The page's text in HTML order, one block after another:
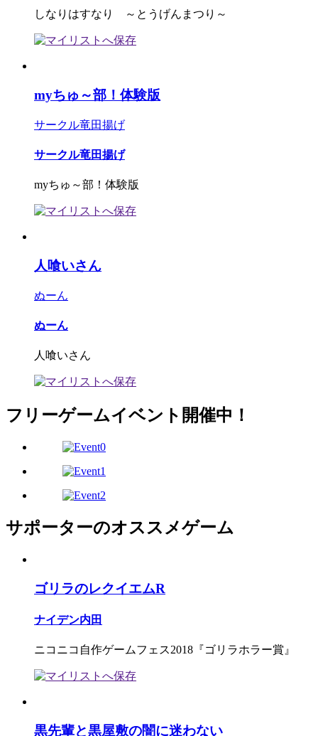
しなりはすなり ～とうげんまつり～
myちゅ～部！体験版
サークル竜田揚げ
サークル竜田揚げ
myちゅ～部！体験版
人喰いさん
ぬーん
ぬーん
人喰いさん
フリーゲームイベント開催中！
サポーターのオススメゲーム
ゴリラのレクイエムR
ナイデン内田
ニコニコ自作ゲームフェス2018『ゴリラホラー賞』
黒先輩と黒屋敷の闇に迷わない